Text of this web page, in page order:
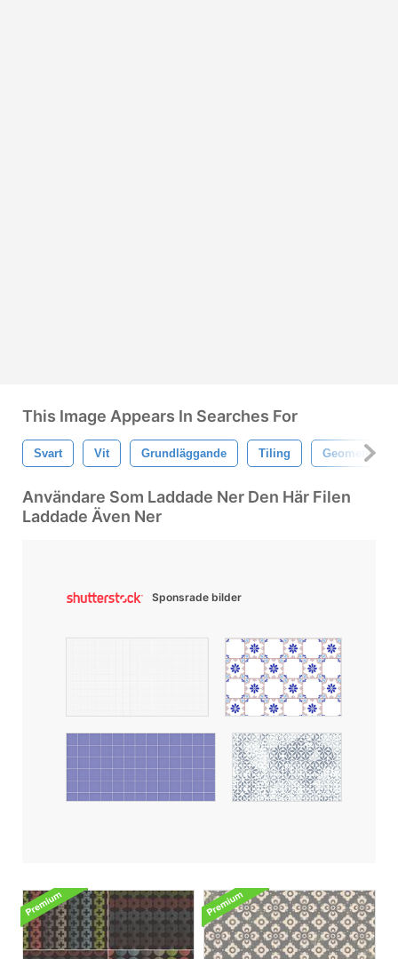
This Image Appears In Searches For
Svart Vit Grundläggande Tiling Geometrisk
Användare Som Laddade Ner Den Här Filen
Laddade Även Ner
Sponsrade bilder